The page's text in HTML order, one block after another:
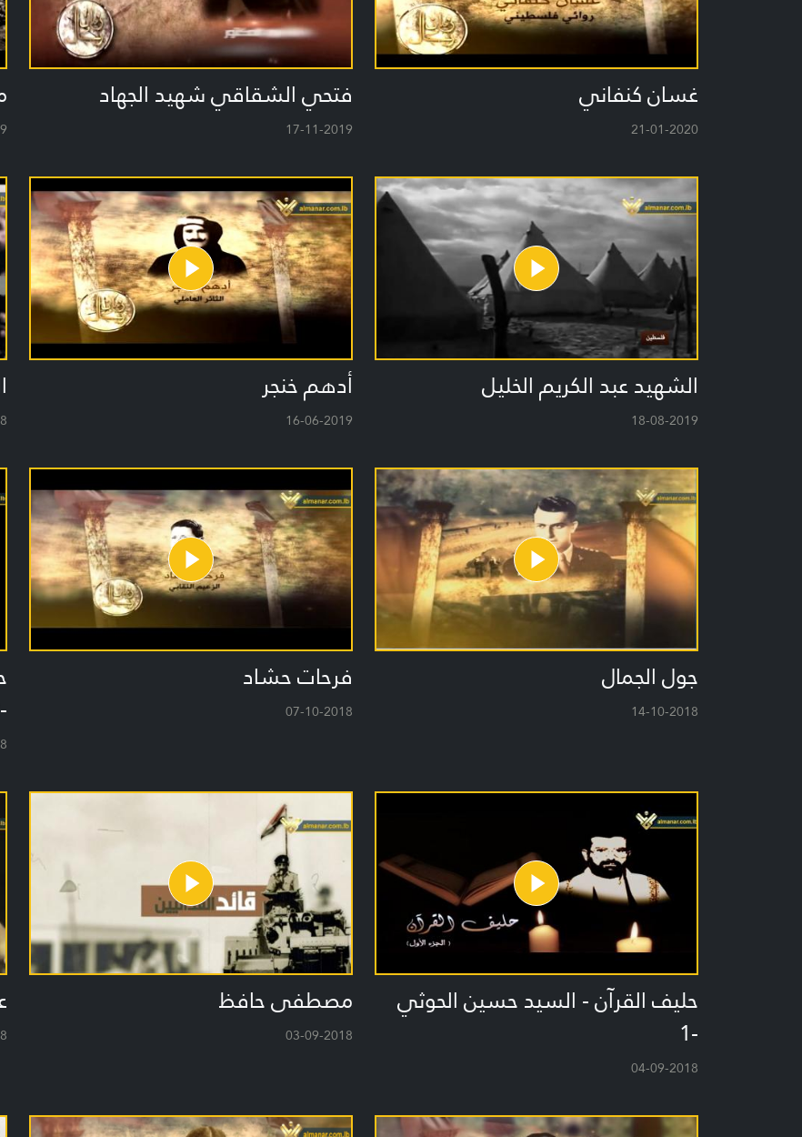
غسان كنفاني
21-01-2020
فتحي الشقاقي شهيد الجهاد
17-11-2019
الشهيد عبد الكريم الخليل
18-08-2019
أدهم خنجر
16-06-2019
جول الجمال
14-10-2018
فرحات حشاد
07-10-2018
-2
حليف القرآن - السيد حسين الحوثي
-1
04-09-2018
مصطفى حافظ
03-09-2018